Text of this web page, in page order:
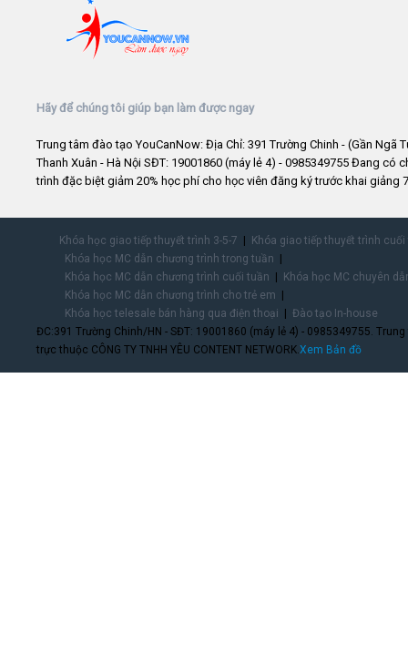
Hãy để chúng tôi giúp bạn làm được ngay
Trung tâm đào tạo YouCanNow: Địa Chỉ: 391 Trường Chinh - (Gần Ngã
Thanh Xuân - Hà Nội SĐT: 19001860 (máy lẻ 4) - 0985349755 Đang có
trình đặc biệt giảm 20% học phí cho học viên đăng ký trước khai giảng
Khóa học giao tiếp thuyết trình 3-5-7
Khóa giao tiếp thuyết trình
Khóa học MC dẫn chương trình trong tuần
Khóa học MC dẫn chương trình cuối tuần
Khóa học MC chuyên
Khóa học MC dẫn chương trình cho trẻ em
Khóa học telesale bán hàng qua điện thoại
Đào tạo In-house
ĐC:391 Trường Chinh/HN - SĐT: 19001860 (máy lẻ 4) - 0985349755.
trực thuộc CÔNG TY TNHH YÊU CONTENT NETWORK.Xem Bản đồ